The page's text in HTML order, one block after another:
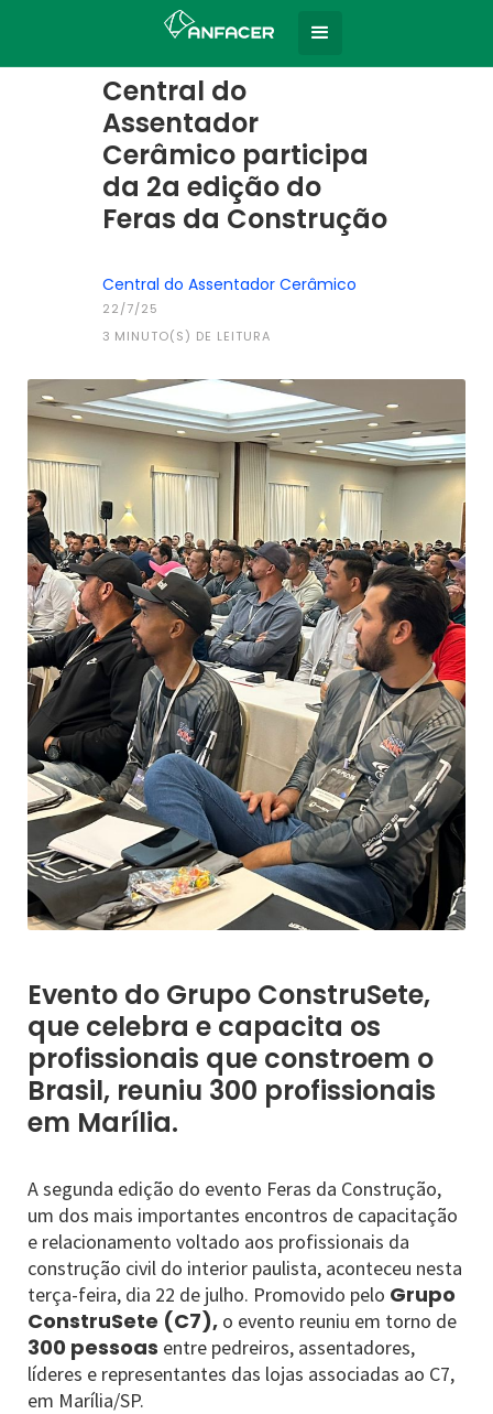
Todas as notícias
Central do
Assentador
Cerâmico participa
da 2a edição do
Feras da Construção
Central do Assentador Cerâmico
22/7/25
3 MINUTO(S) DE LEITURA
Evento do Grupo ConstruSete,
que celebra e capacita os
profissionais que constroem o
Brasil, reuniu 300 profissionais
em Marília.
A segunda edição do evento Feras da Construção,
um dos mais importantes encontros de capacitação
e relacionamento voltado aos profissionais da
construção civil do interior paulista, aconteceu nesta
terça-feira, dia 22 de julho. Promovido pelo Grupo
ConstruSete (C7), o evento reuniu em torno de
300 pessoas entre pedreiros, assentadores,
líderes e representantes das lojas associadas ao C7,
em Marília/SP.